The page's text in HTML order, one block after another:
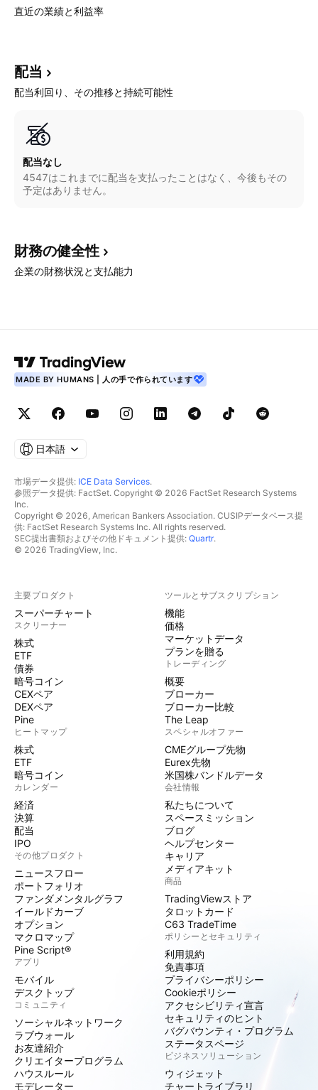
直近の業績と利益率
配当
配当利回り、その推移と持続可能性
配当なし
4547はこれまでに配当を支払ったことはなく、今後もその
予定はありません。
財務の健全性
企業の財務状況と支払能力
MADE BY HUMANS | 人の手で作られています
日本語
市場データ提供: ICE Data Services.
参照データ提供: FactSet. Copyright © 2026 FactSet Research Systems
Inc.
Copyright © 2026, American Bankers Association. CUSIPデータベース提
供: FactSet Research Systems Inc. All rights reserved.
SEC提出書類およびその他ドキュメント提供: Quartr.
© 2026 TradingView, Inc.
主要プロダクト
スーパーチャート
スクリーナー
株式
ETF
債券
暗号コイン
CEXペア
DEXペア
Pine
ヒートマップ
株式
ETF
暗号コイン
カレンダー
経済
決算
配当
IPO
その他プロダクト
ニュースフロー
ポートフォリオ
ファンダメンタルグラフ
イールドカーブ
オプション
マクロマップ
Pine Script®
アプリ
モバイル
デスクトップ
コミュニティ
ソーシャルネットワーク
ラブウォール
お友達紹介
クリエイタープログラム
ハウスルール
モデレーター
ツールとサブスクリプション
機能
価格
マーケットデータ
プランを贈る
トレーディング
概要
ブローカー
ブローカー比較
The Leap
スペシャルオファー
CMEグループ先物
Eurex先物
米国株バンドルデータ
会社情報
私たちについて
スペースミッション
ブログ
ヘルプセンター
キャリア
メディアキット
商品
TradingViewストア
タロットカード
C63 TradeTime
ポリシーとセキュリティ
利用規約
免責事項
プライバシーポリシー
Cookieポリシー
アクセシビリティ宣言
セキュリティのヒント
バグバウンティ・プログラム
ステータスページ
ビジネスソリューション
ウィジェット
チャートライブラリ